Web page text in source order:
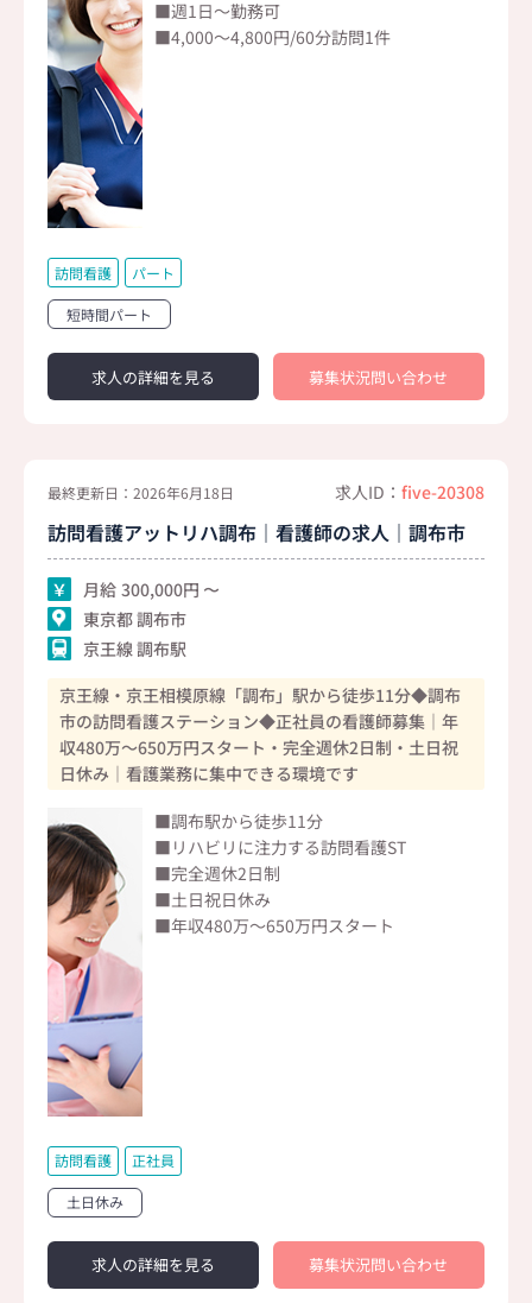
■週1日～勤務可
■4,000～4,800円/60分訪問1件
訪問看護 パート
短時間パート
求人の詳細を見る 募集状況問い合わせ
最終更新日：2026年6月18日 求人ID： five-20308
訪問看護アットリハ調布｜看護師の求人｜調布市
月給 300,000
東京都 調布市
京王線 調布駅
京王線・京王相模原線「調布」駅から徒歩11分◆調布
市の訪問看護ステーション◆正社員の看護師募集｜年
収480万～650万円スタート・完全週休2日制・土日祝
日休み｜看護業務に集中できる環境です
■調布駅から徒歩11分
■リハビリに注力する訪問看護ST
■完全週休2日制
■土日祝日休み
■年収480万～650万円スタート
訪問看護 正社員
土日休み
求人の詳細を見る 募集状況問い合わせ